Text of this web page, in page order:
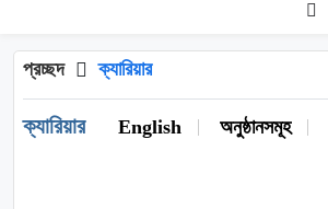
প্রচ্ছদ ক্যারিয়ার
ক্যারিয়ার English অনুষ্ঠানসমূহ